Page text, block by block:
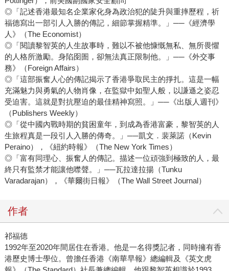
◎「記述香港最知名企業家化身為政治犯的陡升與重摔歷程，祈
福德寫出一部引人入勝的傳記，細節掌握精準。」──《經濟學
人》（The Economist）
◎「閱讀黎智英的人生故事時，難以不被他慷慨無私、無所畏懼
的人格所激勵。身陷囹圄，卻無法真正限制他。」──《外交事
務》（Foreign Affairs）
◎「這部振奮人心的傳記揭示了香港爭取民主的掙扎。這是一幅
充滿魅力與勇氣的人物肖像，在監獄中如聖人般，以謙遜之姿忍
受迫害。這就是對抗壓迫的最佳精神寫照。」──《出版人週刊》
（Publishers Weekly）
◎「從中國內戰時期的貧困童年，到成為香港富豪，黎智英的人
生旅程真是一段引人入勝的傳奇。」──凱文．裴萊諾（Kevin
Peraino），《紐約時報》（The New York Times）
◎「富有同理心、振奮人的傳記。描述一位頑強到極致的人，最
終只有監禁才能讓他噤聲。」──瓦拉達拉揚（Tunku
Varadarajan），《華爾街日報》（The Wall Street Journal）
作者
祁福德
1992年至2020年間居住在香港。他是一名得獎記者，同時擁有香
港歷史博士學位。曾擔任香港《南華早報》總編輯及《英文虎